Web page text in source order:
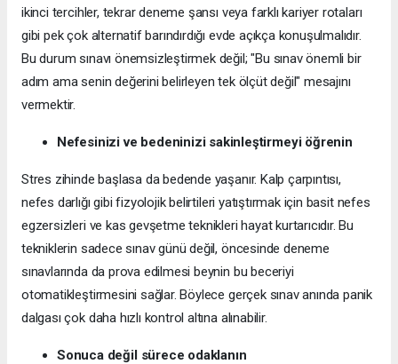
ikinci tercihler, tekrar deneme şansı veya farklı kariyer rotaları
gibi pek çok alternatif barındırdığı evde açıkça konuşulmalıdır.
Bu durum sınavı önemsizleştirmek değil; "Bu sınav önemli bir
adım ama senin değerini belirleyen tek ölçüt değil" mesajını
vermektir.
Nefesinizi ve bedeninizi sakinleştirmeyi öğrenin
Stres zihinde başlasa da bedende yaşanır. Kalp çarpıntısı,
nefes darlığı gibi fizyolojik belirtileri yatıştırmak için basit nefes
egzersizleri ve kas gevşetme teknikleri hayat kurtarıcıdır. Bu
tekniklerin sadece sınav günü değil, öncesinde deneme
sınavlarında da prova edilmesi beynin bu beceriyi
otomatikleştirmesini sağlar. Böylece gerçek sınav anında panik
dalgası çok daha hızlı kontrol altına alınabilir.
Sonuca değil sürece odaklanın